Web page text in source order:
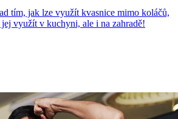
tím, jak lze využít kvasnice mimo koláčů,
využít v kuchyni, ale i na zahradě!